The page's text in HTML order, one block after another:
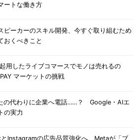
ートな働き方
ピーカーのスキル開発、今すぐ取り組むため
おくべきこと
用したライブコマースでモノは売れるの
マーケットの挑戦
の代わりに企業へ電話……？ Google・AIエ
の実力
とInstagramの広告品質強化へ Metaが「ブ